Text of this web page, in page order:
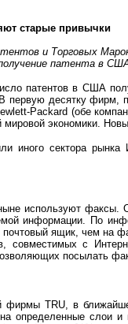
старые привычки
и Торговых
патента в
патентов в США
первую десятку фирм,
Packard (обе
мировой экономики.
иного сектора
используют факсы.
информации. По
почтовый ящик, чем на
совместимых с
посылать
фирмы TRU, в
определенные слои